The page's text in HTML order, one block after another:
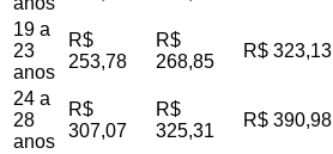
19 a
23
anos
R$
253,78
R$
268,85
R$ 323,13
24 a
28
anos
R$
307,07
R$
325,31
R$ 390,98